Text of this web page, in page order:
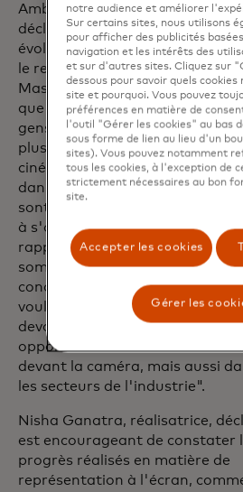
Ambika Mod, actrice et
déclare : "C'est formidable de
évolution aussi positive à
le reflète la nouvelle étude de
Mastercard. On a vraiment
que le changement s'installe et
gens commencent à croire en
plus égalitaire pour les femmes
cinéma. C'est quelque chose
dans ma propre expérience,
sont en cours et des portes
à s'ouvrir. Mais ces résultats
rappellent également que nous
sommes pas encore là, surtout
concerne les rôles en coulisses.
voulons un changement
devons nous assurer que des
opportunités existent non
devant la caméra, mais aussi
les secteurs de l'industrie".
Nisha Ganatra, réalisatrice,
est encourageant de constater
progrès réalisés en matière de
représentation à l'écran,
notre audience et améliorer
Sur certains sites, nous utilisons
pour afficher des publicités
navigation et les intérêts des
et sur d'autres sites. Cliquez sur
dessous pour savoir quels cookies
site et pourquoi. Vous pouvez
préférences en matière de
l'outil "Gérer les cookies" au bas
sous forme de lien au lieu d'un
sites). Vous pouvez notamment
tous les cookies, à l'exception de
strictement nécessaires au bon
site.
Accepter les cookies
Gérer les